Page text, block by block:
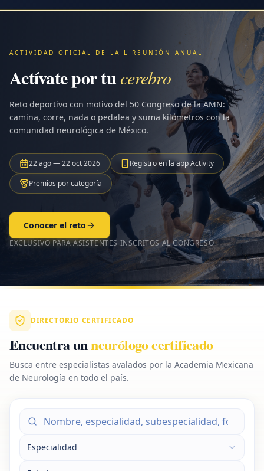
ACTIVIDAD OFICIAL DE LA L REUNIÓN ANUAL
Actívate por tu cerebro
Reto deportivo con motivo del 50 Congreso de la AMN:
camina, corre, nada o pedalea y suma kilómetros con la
comunidad neurológica de México.
22 ago — 22 oct 2026
Registro en la app Activity
Premios por categoría
Conocer el reto
EXCLUSIVO PARA ASISTENTES INSCRITOS AL CONGRESO
DIRECTORIO CERTIFICADO
Encuentra unneurólogo certificado
Busca entre especialistas avalados por la Academia Mexicana
de Neurología en todo el país.
Especialidad